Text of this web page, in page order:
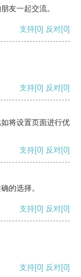
友一起交流。
支持[0] 反对[0]
支持[0] 反对[0]
将设置页面进行优
支持[0] 反对[0]
的选择。
支持[0] 反对[0]
支持[0] 反对[0]